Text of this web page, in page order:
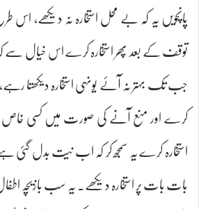
پانچویں یہ کہ بے محل استخارہ نہ دیکھے، اس
توقف کے بعد پھر استخارہ کرے اس خیال سے
جب تک بہتر نہ آئے یونہی استخارہ دیکھتا رہے،
کرے اور منع آنے کی صورت میں کسی خاص
استخارہ کرے یہ سمجھ کر کہ اب نیت بدل گئی
بات بات پر استخارہ دیکھے۔ یہ سب بازیچہ